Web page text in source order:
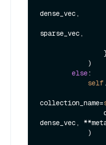
dense_vec,
sparse_vec,
else:
self
collection_name=
dense_vec,